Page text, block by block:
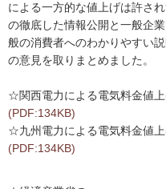
移
動
し
ま
本
文
へ
移
による一方的な値上げは許さ
の徹底した情報公開と一般企
般の消費者へのわかりやすい
の意見を取りまとめました。
☆関西電力による電気料金値上
(PDF:134KB)
☆九州電力による電気料金値上
(PDF:134KB)